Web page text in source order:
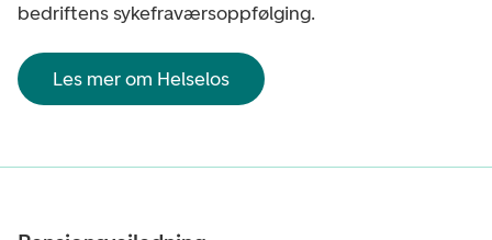
bedriftens sykefraværsoppfølging.
Les mer om Helselos